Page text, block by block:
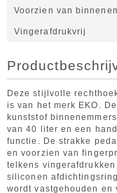
Voorzien van
Vingerafdrukvrij
Deze stijlvolle
is van het merk EKO.
kunststof
van 40 liter en een
functie. De strakke
en voorzien van
telkens
siliconen
wordt vastgehouden